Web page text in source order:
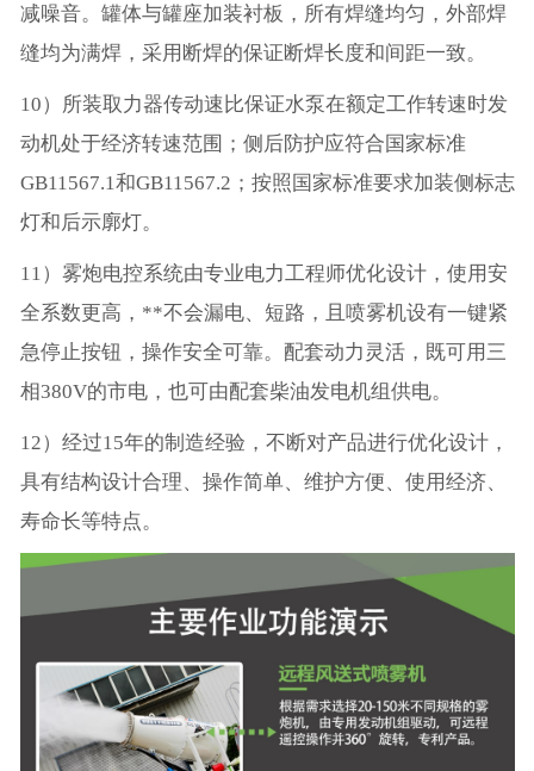
减噪音。罐体与罐座加装衬板，所有焊缝均匀，外部焊
缝均为满焊，采用断焊的保证断焊长度和间距一致。
10）所装取力器传动速比保证水泵在额定工作转速时发
动机处于经济转速范围；侧后防护应符合国家标准
GB11567.1和GB11567.2；按照国家标准要求加装侧标志
灯和后示廓灯。
11）雾炮电控系统由专业电力工程师优化设计，使用安
全系数更高，**不会漏电、短路，且喷雾机设有一键紧
急停止按钮，操作安全可靠。配套动力灵活，既可用三
相380V的市电，也可由配套柴油发电机组供电。
12）经过15年的制造经验，不断对产品进行优化设计，
具有结构设计合理、操作简单、维护方便、使用经济、
寿命长等特点。